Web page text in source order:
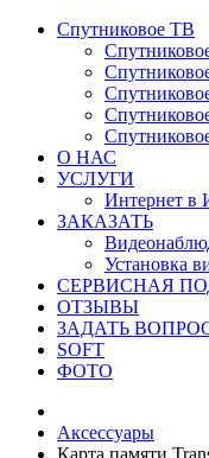
Спутниковое ТВ
О НАС
УСЛУГИ
Интернет в
ЗАКАЗАТЬ
Установка
СЕРВИСНАЯ
ОТЗЫВЫ
ЗАДАТЬ
SOFT
ФОТО
Аксессуары
Карта памяти